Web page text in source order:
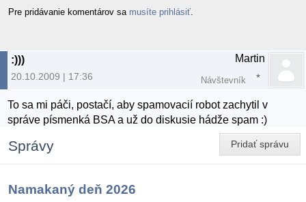
Pre pridávanie komentárov sa musíte prihlásiť
:)))
20.10.2009 | 17:36
Martin
Návštevník
To sa mi páči, postačí, aby spamovacií robot zachytil v
správe písmenká BSA a už do diskusie hádže spam :)
Pridať správu
Správy
Namakaný deň 2026